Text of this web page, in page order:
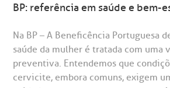
BP: referência em saúde e bem-
Na BP – A Beneficência Portuguesa
saúde da mulher é tratada com uma
preventiva. Entendemos que
cervicite, embora comuns, exigem